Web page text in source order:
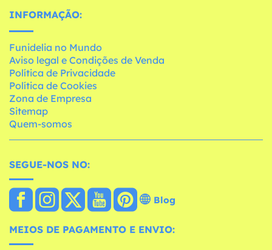
INFORMAÇÃO:
Funidelia no Mundo
Aviso legal e Condições de Venda
Política de Privacidade
Política de Cookies
Zona de Empresa
Sitemap
Quem-somos
SEGUE-NOS NO:
Blog
MEIOS DE PAGAMENTO E ENVIO: